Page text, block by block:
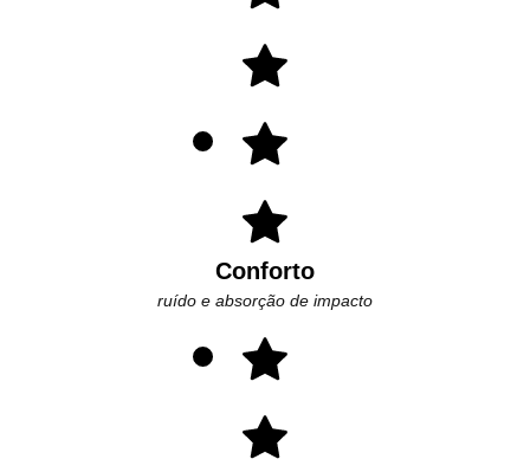
Conforto
ruído e absorção de impacto